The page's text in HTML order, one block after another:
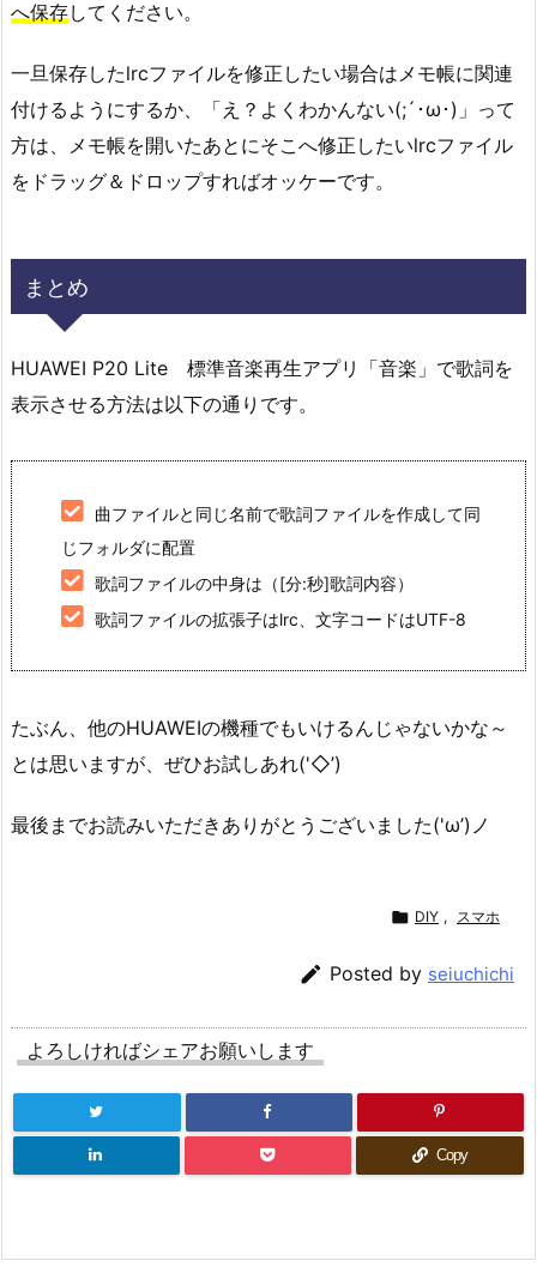
へ保存してください。
一旦保存したlrcファイルを修正したい場合はメモ帳に関連
付けるようにするか、「え？よくわかんない(;´･ω･)」って
方は、メモ帳を開いたあとにそこへ修正したいlrcファイル
をドラッグ＆ドロップすればオッケーです。
まとめ
HUAWEI P20 Lite 標準音楽再生アプリ「音楽」で歌詞を
表示させる方法は以下の通りです。
曲ファイルと同じ名前で歌詞ファイルを作成して同
じフォルダに配置
歌詞ファイルの中身は（[分:秒]歌詞内容）
歌詞ファイルの拡張子はlrc、文字コードはUTF-8
たぶん、他のHUAWEIの機種でもいけるんじゃないかな～
とは思いますが、ぜひお試しあれ('◇’)ゞ
最後までお読みいただきありがとうございました('ω’)ノ
 DIY , スマホ
 Posted by seiuchichi
よろしければシェアお願いします
Copy